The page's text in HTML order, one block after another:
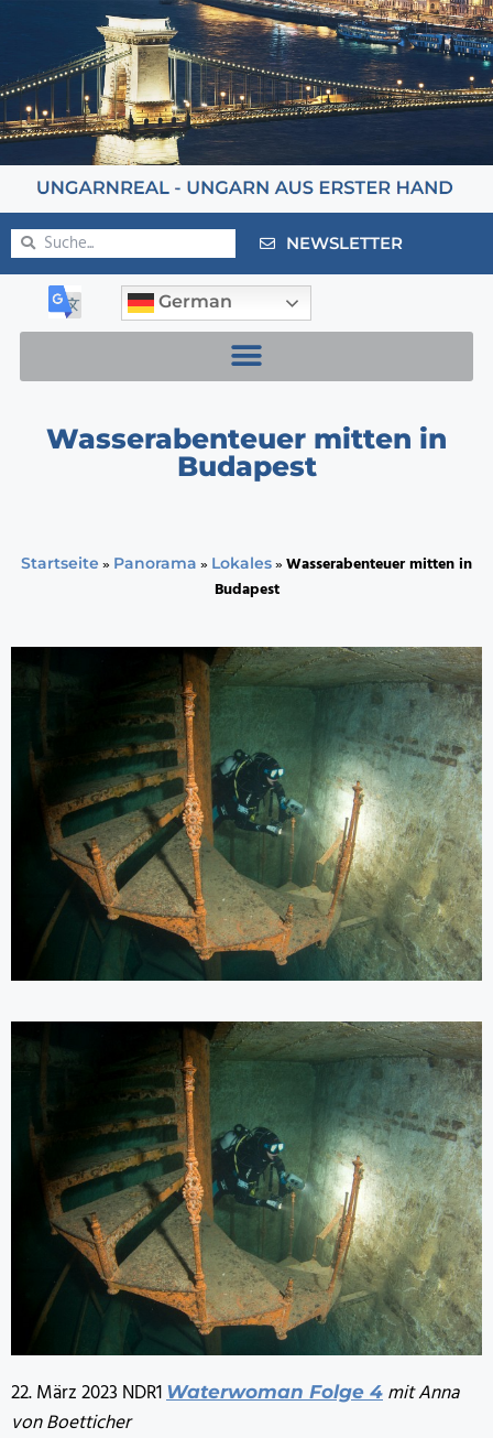
NEWSLETTER
German
Wasserabenteuer mitten in
Budapest
Startseite » Panorama » Lokales»Wasserabenteuer mitten in
Budapest
22. März 2023 NDR1 Waterwoman Folge 4 mit Anna
von Boetticher